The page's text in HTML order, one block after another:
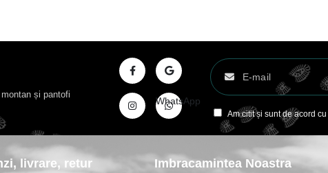
și pantofi
WhatsApp
Am citit și sunt de acord cu
livrare, retur Imbracamintea Noastra